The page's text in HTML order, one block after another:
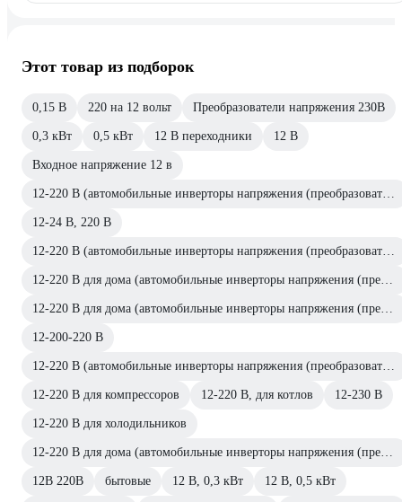
Этот товар из подборок
0,15 В 220 на 12 вольт Преобразователи напряжения 230В
0,3 кВт 0,5 кВт 12 В переходники 12 В
Входное напряжение 12 в
12-220 В (автомобильные инверторы напряжения (преобразователи))
12-24 В, 220 В
12-220 В (автомобильные инверторы напряжения (преобразователи))
12-220 В для дома (автомобильные инверторы напряжения (преобразователи))
12-220 В для дома (автомобильные инверторы напряжения (преобразователи))
12-200-220 В
12-220 В (автомобильные инверторы напряжения (преобразователи))
12-220 В для компрессоров 12-220 В, для котлов 12-230 В
12-220 В для холодильников
12-220 В для дома (автомобильные инверторы напряжения (преобразователи))
12В 220В бытовые 12 В, 0,3 кВт 12 В, 0,5 кВт